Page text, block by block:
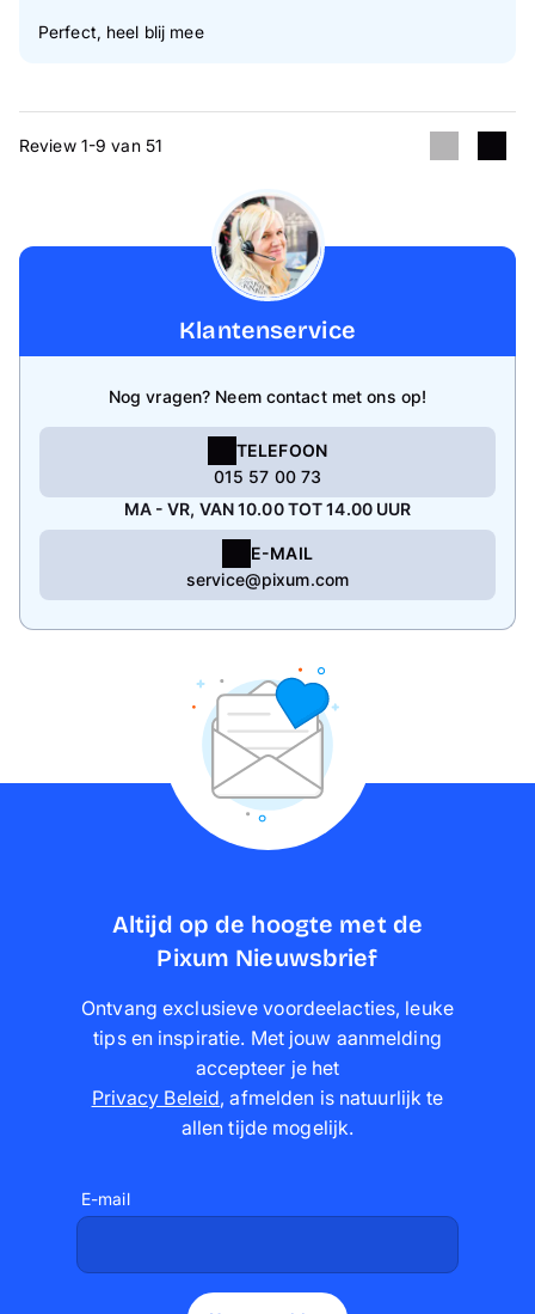
Perfect, heel blij mee
Review 1-9 van 51
Klantenservice
Nog vragen? Neem contact met ons op!
TELEFOON
015 57 00 73
MA - VR, VAN 10.00 TOT 14.00 UUR
E-MAIL
service@pixum.com
Altijd op de hoogte met de
Pixum Nieuwsbrief
Ontvang exclusieve voordeelacties, leuke
tips en inspiratie. Met jouw aanmelding
accepteer je het
Privacy Beleid,afmelden is natuurlijk te
allen tijde mogelijk.
E-mail